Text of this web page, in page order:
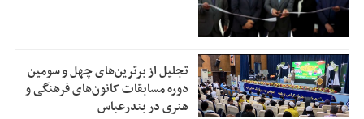
تجلیل از بر‌ترین‌های چهل و سومین
دوره مسابقات کانون‌های فرهنگی و
هنری در بندرعباس